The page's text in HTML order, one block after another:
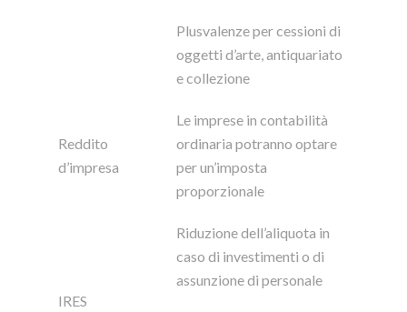
Plusvalenze per cessioni di
oggetti d’arte, antiquariato
e collezione
Reddito
d’impresa
Le imprese in contabilità
ordinaria potranno optare
per un’imposta
proporzionale
IRES
Riduzione dell’aliquota in
caso di investimenti o di
assunzione di personale